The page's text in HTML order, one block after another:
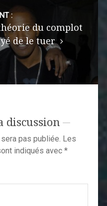
:
du complot
de le tuer
discussion
pas publiée. Les
indiqués avec *